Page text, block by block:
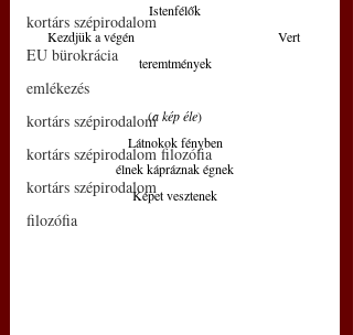
kortárs szépirodalom
EU bürokrácia
emlékezés
kortárs szépirodalom
kortárs szépirodalom filozófia
kortárs szépirodalom
filozófia
Istenfélők
Kezdjük a végén     			   Vert
teremtmények
(a kép éle)
Látnokok fényben
élnek kápráznak égnek
Képet vesztenek